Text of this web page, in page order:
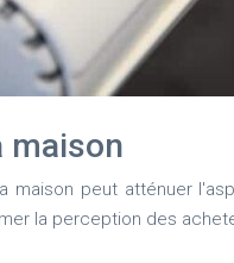
maison
peut atténuer
la perception des